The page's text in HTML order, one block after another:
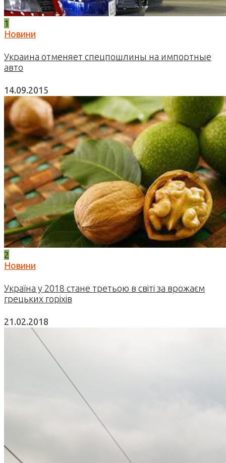
1
Новини
Украина отменяет спецпошлины на импортные
авто
14.09.2015
2
Новини
Україна у 2018 стане третьою в світі за врожаєм
грецьких горіхів
21.02.2018